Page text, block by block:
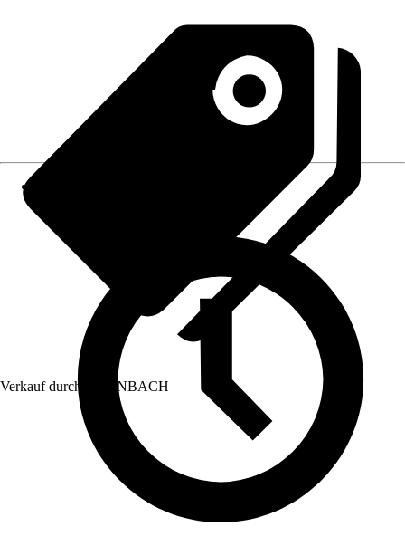
Verkauf durch: HORNBACH